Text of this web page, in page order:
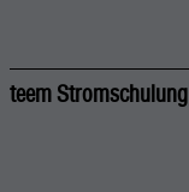
teem Stromschulung